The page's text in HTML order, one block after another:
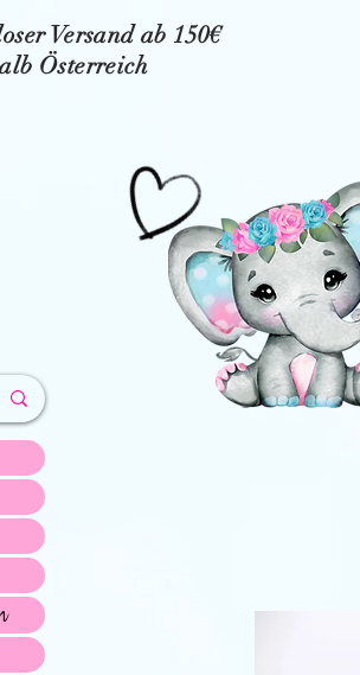
Versand ab 150€
Österreich